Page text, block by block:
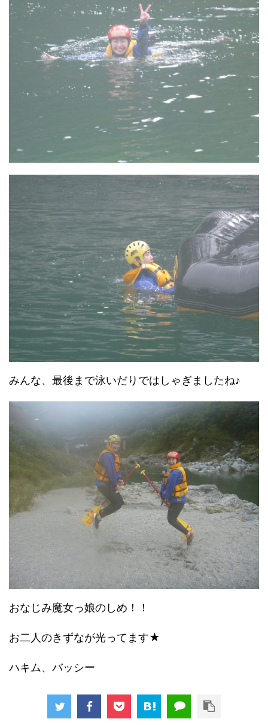
みんな、最後まで泳いだりではしゃぎましたね♪
おなじみ魔女っ娘のしめ！！
お二人のきずなが光ってます★
ハキム、バッシー